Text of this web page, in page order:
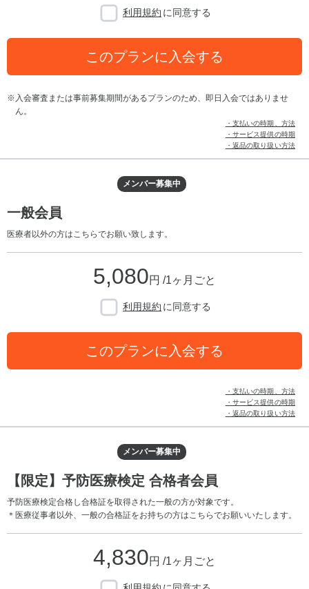
利用規約 に同意する
このプランに入会する
入会審査または事前募集期間があるプランのため、即日入会ではありませ
ん。
・支払いの時期、方法
・サービス提供の時期
・返品の取り扱い方法
メンバー募集中
一般会員
医療者以外の方はこちらでお願い致します。
5,080円 /1ヶ月ごと
利用規約 に同意する
このプランに入会する
・支払いの時期、方法
・サービス提供の時期
・返品の取り扱い方法
メンバー募集中
【限定】予防医療検定 合格者会員
予防医療検定合格し合格証を取得された一般の方が対象です。
＊医療従事者以外、一般の合格証をお持ちの方はこちらでお願いいたします。
4,830円 /1ヶ月ごと